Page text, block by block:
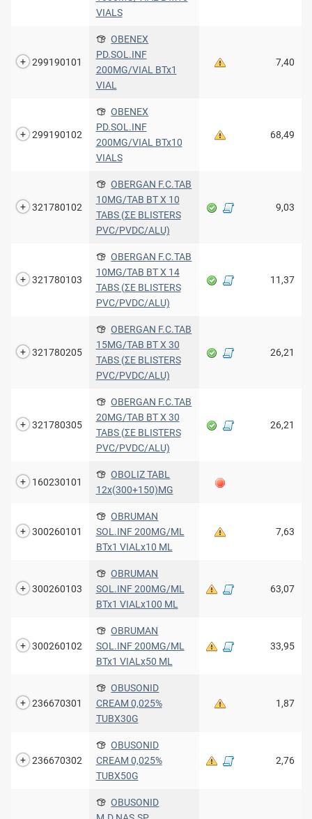
VIALS
299190101
OBENEX
PD.SOL.INF
200MG/VIAL BTx1
VIAL
7,40
299190102
OBENEX
PD.SOL.INF
200MG/VIAL BTx10
VIALS
68,49
321780102
OBERGAN F.C.TAB
10MG/TAB BT X 10
TABS (ΣΕ BLISTERS
PVC/PVDC/ALU)
9,03
321780103
OBERGAN F.C.TAB
10MG/TAB BT X 14
TABS (ΣΕ BLISTERS
PVC/PVDC/ALU)
11,37
321780205
OBERGAN F.C.TAB
15MG/TAB BT X 30
TABS (ΣΕ BLISTERS
PVC/PVDC/ALU)
26,21
321780305
OBERGAN F.C.TAB
20MG/TAB BT X 30
TABS (ΣΕ BLISTERS
PVC/PVDC/ALU)
26,21
160230101
OBOLIZ TABL
12x(300+150)MG
300260101
OBRUMAN
SOL.INF 200MG/ML
BTx1 VIALx10 ML
7,63
300260103
OBRUMAN
SOL.INF 200MG/ML
BTx1 VIALx100 ML
63,07
300260102
OBRUMAN
SOL.INF 200MG/ML
BTx1 VIALx50 ML
33,95
236670301
OBUSONID
CREAM 0,025%
TUBX30G
1,87
236670302
OBUSONID
CREAM 0,025%
TUBX50G
2,76
OBUSONID